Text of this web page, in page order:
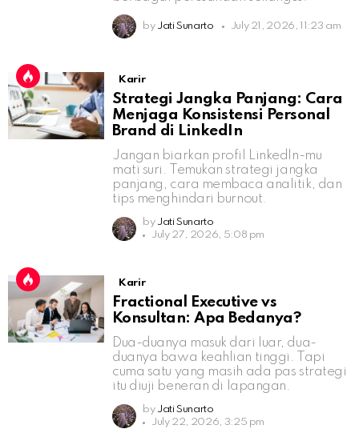
by Jati Sunarto July 21, 2026, 11:23 am
Karir
Strategi Jangka Panjang: Cara
Menjaga Konsistensi Personal
Brand di LinkedIn
Jangan biarkan profil LinkedIn-mu
mati suri. Temukan strategi jangka
panjang, cara membaca analitik, dan
tips menghindari burnout.
by Jati Sunarto
July 27, 2026, 5:08 pm
Karir
Fractional Executive vs
Konsultan: Apa Bedanya?
Dua-duanya masuk dari luar, dua-
duanya bawa keahlian tinggi. Tapi
cuma satu yang masih ada pas strategi
itu diuji beneran di lapangan.
by Jati Sunarto
July 22, 2026, 3:25 pm